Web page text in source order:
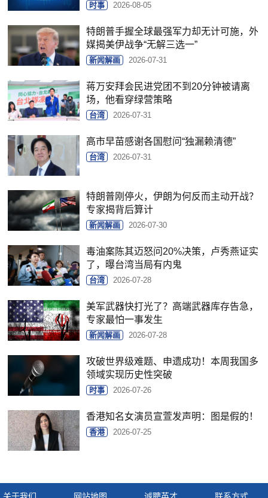
时事 2026-08-05
特朗普手握全球最强军力却无计可施，外
媒揭美伊战争“无解三选一”
新闻解画 2026-07-31
蒋万安拜会民进党团不到20分钟被请离
场，他看穿绿营策略
台湾 2026-07-31
高市早苗感谢各国慰问“独漏赖清德”
台湾 2026-07-31
特朗普刚停火，伊朗为何反而主动开战？
专家揭背后算计
新闻解画 2026-07-30
毒油案陈其迈怒问20%决策，卢秀燕证实
了，曝台湾当局有内鬼
台湾 2026-07-28
美军武器快打光了？高端武器库存告急，
专家最怕一事发生
新闻解画 2026-07-28
攻破世界级难题、申遗成功！本周我国多
领域实现历史性突破
时事 2026-07-26
香港知名女演员宣萱发声明：图是假的！
香港 2026-07-25